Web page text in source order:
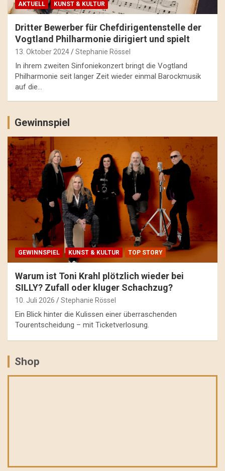
AKTUELL KUNST & KULTUR
Dritter Bewerber für Chefdirigentenstelle der
Vogtland Philharmonie dirigiert und spielt
13. Oktober 2024 Stephanie Rössel
In ihrem zweiten Sinfoniekonzert bringt die Vogtland
Philharmonie seit langer Zeit wieder einmal Barockmusik
auf die…
Gewinnspiel
GEWINNSPIEL KUNST & KULTUR TOP STORY
Warum ist Toni Krahl plötzlich wieder bei
SILLY? Zufall oder kluger Schachzug?
10. Juli 2026 Stephanie Rössel
Ein Blick hinter die Kulissen einer überraschenden
Tourentscheidung – mit Ticketverlosung.
Shop